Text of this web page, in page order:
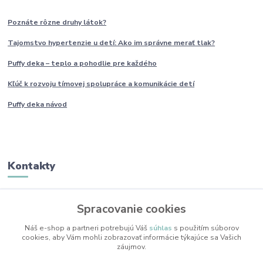
Poznáte rôzne druhylátok?
Tajomstvo hypertenzie u detí: Ako im správne merať tlak?
Puffy deka – teplo a pohodlie pre každého
Kľúč k rozvoju tímovej spolupráce a komunikácie detí
Puffy deka návod
Kontakty
+421 950 436 258
(Po-Pia, 9-17 hod.)
Spracovanie cookies
Náš e-shop a partneri potrebujú Váš súhlas s použitím súborov
cookies, aby Vám mohli zobrazovať informácie týkajúce sa Vašich
záujmov.